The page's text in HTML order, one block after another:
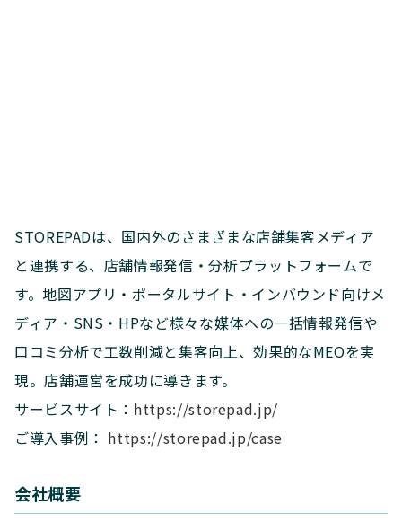
STOREPADは、国内外のさまざまな店舗集客メディア
と連携する、店舗情報発信・分析プラットフォームで
す。地図アプリ・ポータルサイト・インバウンド向けメ
ディア・SNS・HPなど様々な媒体への一括情報発信や
口コミ分析で工数削減と集客向上、効果的なMEOを実
現。店舗運営を成功に導きます。
サービスサイト： https://storepad.jp/
ご導入事例： https://storepad.jp/case
会社概要